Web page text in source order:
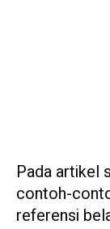
Pada artikel
contoh-
referensi